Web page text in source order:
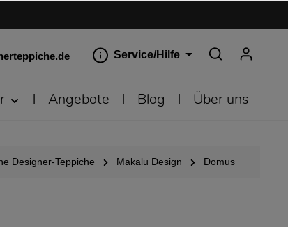
Service/Hilfe
Angebote Blog Über uns
Designer-Teppiche Makalu Design Domus